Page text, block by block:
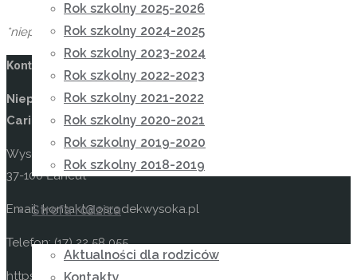
Rok szkolny 2025-2026
Rok szkolny 2024-2025
Rok szkolny 2023-2024
Rok szkolny 2022-2023
Rok szkolny 2021-2022
Rok szkolny 2020-2021
Rok szkolny 2019-2020
Rok szkolny 2018-2019
Strefa rodzica
Aktualności dla rodziców
*niepotrzebne skreślić
Kontakt
Niepubliczny Ośrodek Rewalidacyjno-Wychowawczy
Caritas w Wysokiej
Wysoka 49
37-100 Łańcut
Email: kontakt@osrodekwysoka.pl
Telefon: (17) 22 58 055
https://osrodekwysoka.pl